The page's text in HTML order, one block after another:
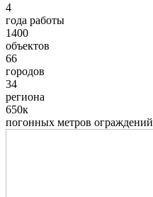
4
года работы
1400
объектов
66
городов
34
региона
650к
погонных метров ограждений